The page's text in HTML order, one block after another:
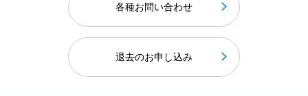
各種お問い合わせ
退去のお申し込み